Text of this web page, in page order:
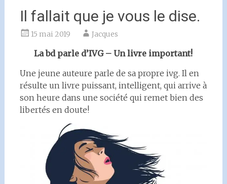
Il fallait que je vous le dise.
15 mai 2019 Jacques
La bd parle d’IVG – Un livre important!
Une jeune auteure parle de sa propre ivg. Il en
résulte un livre puissant, intelligent, qui arrive à
son heure dans une société qui remet bien des
libertés en doute!